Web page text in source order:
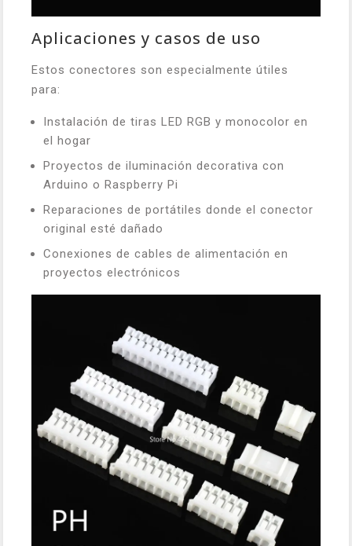
Aplicaciones y casos de uso
Estos conectores son especialmente útiles
para:
Instalación de tiras LED RGB y monocolor en
el hogar
Proyectos de iluminación decorativa con
Arduino o Raspberry Pi
Reparaciones de portátiles donde el conector
original esté dañado
Conexiones de cables de alimentación en
proyectos electrónicos